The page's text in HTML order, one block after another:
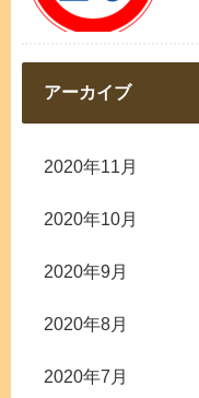
アーカイブ
2020年11月
2020年10月
2020年9月
2020年8月
2020年7月